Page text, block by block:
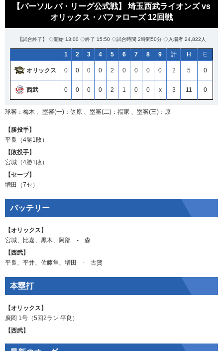
【パーソル パ・リーグ公式戦】 埼玉西武ライオンズ vs
オリックス・バファローズ 12回戦
【試合終了】 ◇開始 13:00 ◇終了 15:50 ◇試合時間 2時間50分 ◇入場者 24,822人
1 2 3 4 5 6 7 8 9 計 H E
オリックス 0 0 0 0 2 0 0 0 0 2 5 0
西武 0 0 0 0 2 1 0 0 x 3 11 0
球審：梅木 、塁審(一)：笠原 、塁審(二)：福家 、塁審(三)：原
【勝投手】
平良
（4勝1敗）
【敗投手】
宮城 （4勝1敗）
【セーブ】
増田
（7セ）
バッテリー
【オリックス】
宮城、 比嘉、 黒木、 阿部 ‐ 森
【西武】
平良 、 平井、 佐藤隼、 増田 ‐ 古賀
本塁打
【オリックス】
廣岡 1号（5回2ラン 平良 ）
【西武】